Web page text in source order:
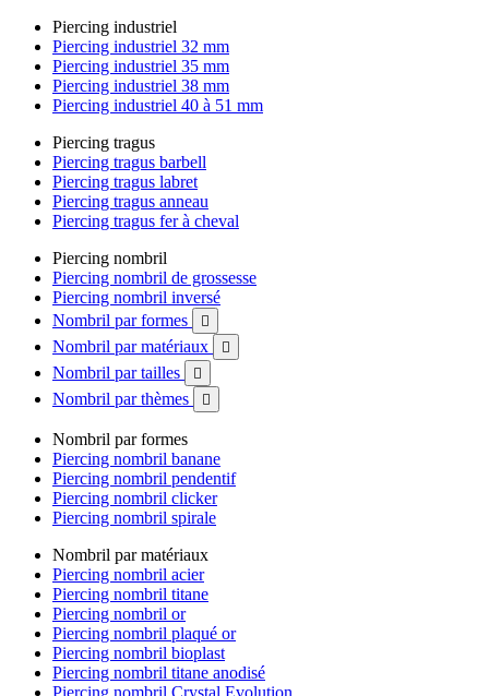
Piercing industriel
Piercing industriel 32 mm
Piercing industriel 35 mm
Piercing industriel 38 mm
Piercing industriel 40 à 51 mm
Piercing tragus
Piercing tragus barbell
Piercing tragus labret
Piercing tragus anneau
Piercing tragus fer à cheval
Piercing nombril
Piercing nombril de grossesse
Piercing nombril inversé
Nombril par formes

Nombril par matériaux 
Nombril par tailles 
Nombril par thèmes 
Nombril par formes
Piercing nombril banane
Piercing nombril pendentif
Piercing nombril clicker
Piercing nombril spirale
Nombril par matériaux
Piercing nombril acier
Piercing nombril titane
Piercing nombril or
Piercing nombril plaqué or
Piercing nombril bioplast
Piercing nombril titane anodisé
Piercing nombril Crystal Evolution